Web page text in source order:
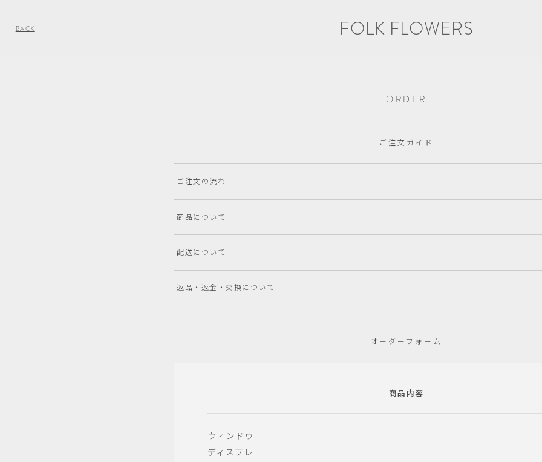
FOLK FLOWERS
BACK
ORDER
ご注文ガイド
ご注文の流れ
商品について
配送について
返品・返金・交換について
オーダーフォーム
商品内容
ウィンドウ
ディスプレ